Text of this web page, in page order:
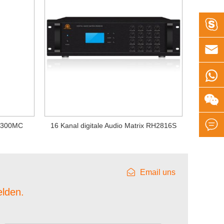
16 Kanal digitale Audio Matrix RH2816S
Email uns




